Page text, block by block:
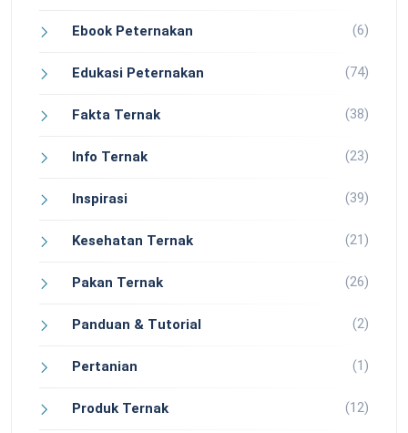
Ebook Peternakan (6)
Edukasi Peternakan (74)
Fakta Ternak (38)
Info Ternak (23)
Inspirasi (39)
Kesehatan Ternak (21)
Pakan Ternak (26)
Panduan & Tutorial (2)
Pertanian (1)
Produk Ternak (12)